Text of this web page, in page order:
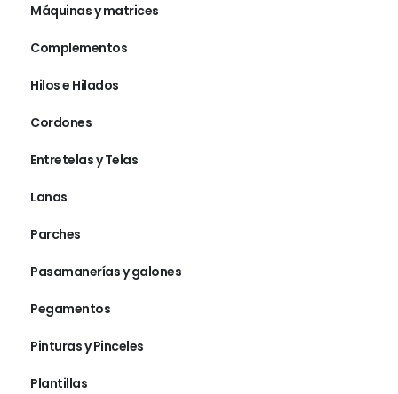
Máquinas y matrices
Complementos
Hilos e Hilados
Cordones
Entretelas y Telas
Lanas
Parches
Pasamanerías y galones
Pegamentos
Pinturas y Pinceles
Plantillas